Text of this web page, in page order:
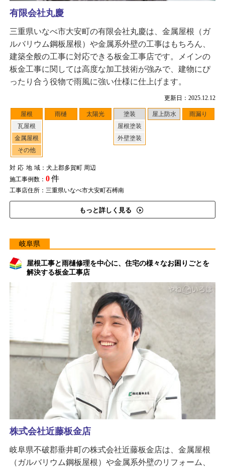
更新日：2025.12.12
屋根
瓦屋根
金属屋根
その他
雨樋 太陽光
塗装
屋根塗装
外壁塗装
屋上防水 雨漏り
対応地域：犬上郡多賀町 周辺
施工事例数： 0件
工事店住所：三重県いなべ市大安町石榑南
もっと詳しく見る
有限会社丸慶
三重県いなべ市大安町の有限会社丸慶は、金属屋根（ガ
ルバリウム鋼板屋根）や金属系外壁の工事はもちろん、
建築全般の工事に対応できる板金工事店です。メインの
板金工事に関しては高度な加工技術が強みで、建物にぴ
ったり合う役物で雨風に強い仕様に仕上げます。
岐阜県
屋根工事と雨樋修理を中心に、住宅の様々なお困りごとを
解決する板金工事店
株式会社近藤板金店
岐阜県不破郡垂井町の株式会社近藤板金店は、金属屋根
（ガルバリウム鋼板屋根）や金属系外壁のリフォーム、